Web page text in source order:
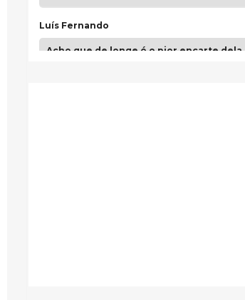
Luís Fernando
Acho que de longe é o pior encarte dela.